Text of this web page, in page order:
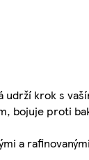
udrží krok s
bojuje proti
a